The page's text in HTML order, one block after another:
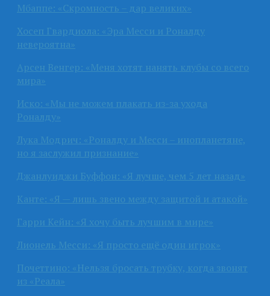
Мбаппе: «Скромность – дар великих»
Хосеп Гвардиола: «Эра Месси и Роналду
невероятна»
Арсен Венгер: «Меня хотят нанять клубы со всего
мира»
Иско: «Мы не можем плакать из-за ухода
Роналду»
Лука Модрич: «Роналду и Месси – инопланетяне,
но я заслужил признание»
Джанлуиджи Буффон: «Я лучше, чем 5 лет назад»
Канте: «Я — лишь звено между защитой и атакой»
Гарри Кейн: «Я хочу быть лучшим в мире»
Лионель Месси: «Я просто ещё один игрок»
Почеттино: «Нельзя бросать трубку, когда звонят
из «Реала»